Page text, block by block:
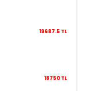
19687.5 TL
18750 TL